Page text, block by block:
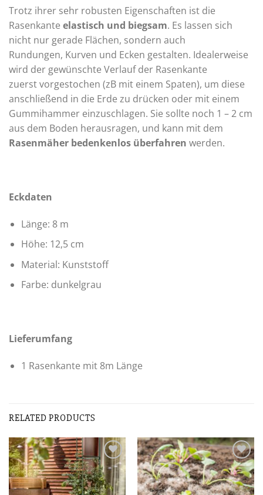
Trotz ihrer sehr robusten Eigenschaften ist die
Rasenkante elastisch und biegsam. Es lassen sich
nicht nur gerade Flächen, sondern auch
Rundungen, Kurven und Ecken gestalten. Idealerweise
wird der gewünschte Verlauf der Rasenkante
zuerst vorgestochen (zB mit einem Spaten), um diese
anschließend in die Erde zu drücken oder mit einem
Gummihammer einzuschlagen. Sie sollte noch 1 – 2 cm
aus dem Boden herausragen, und kann mit dem
Rasenmäher bedenkenlos überfahren werden.
Eckdaten
Länge: 8 m
Höhe: 12,5 cm
Material: Kunststoff
Farbe: dunkelgrau
Lieferumfang
1 Rasenkante mit 8m Länge
RELATED PRODUCTS
Zur
Wunschliste
Zur
Wunschliste